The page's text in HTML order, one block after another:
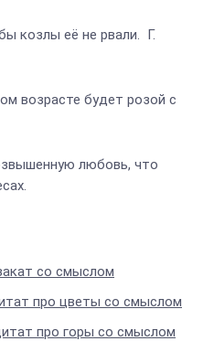
козлы её не рвали. Г.
возрасте будет розой с
любовь, что
со смыслом
про цветы со смыслом
про горы со смыслом